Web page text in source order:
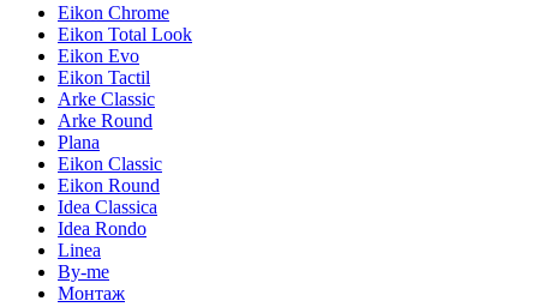
Eikon Chrome
Eikon Total Look
Eikon Evo
Eikon Tactil
Arke Classic
Arke Round
Plana
Eikon Classic
Eikon Round
Idea Classica
Idea Rondo
Linea
By-me
Монтаж